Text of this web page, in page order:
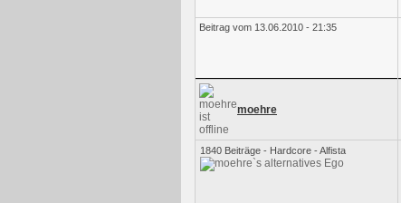
Beitrag vom 13.06.2010 - 21:35
moehre
1840 Beiträge - Hardcore - Alfista